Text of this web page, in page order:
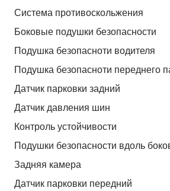
Система противоскольжения
Боковые подушки безопасности
Подушка безопасноти водителя
Подушка безопасноти переднего
Датчик парковки задний
Датчик давления шин
Контроль устойчивости
Подушки безопасности вдоль
Задняя камера
Датчик парковки передний